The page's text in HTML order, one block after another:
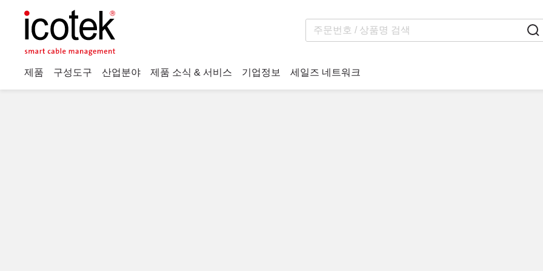
제품 구성도구 산업분야 제품 소식 & 서비스 기업정보 세일즈 네트워크